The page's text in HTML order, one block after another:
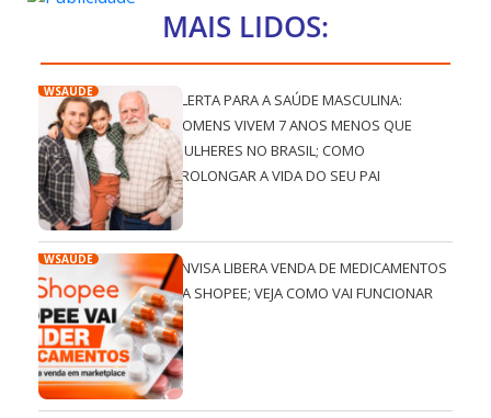
MAIS LIDOS:
WSAÚDE
ALERTA PARA A SAÚDE MASCULINA:
HOMENS VIVEM 7 ANOS MENOS QUE
MULHERES NO BRASIL; COMO
PROLONGAR A VIDA DO SEU PAI
WSAÚDE
ANVISA LIBERA VENDA DE MEDICAMENTOS
NA SHOPEE; VEJA COMO VAI FUNCIONAR